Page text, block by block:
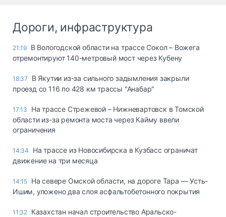
Дороги, инфраструктура
21:19 В Вологодской области на трассе Сокол – Вожега
отремонтируют 140-метровый мост через Кубену
18:37
В Якутии из-за сильного задымления закрыли
проезд со 116 по 428 км трассы "Анабар"
17:13
На трассе Стрежевой – Нижневартовск в Томской
области из-за ремонта моста через Кайму ввели
ограничения
14:34
На трассе из Новосибирска в Кузбасс ограничат
движение на три месяца
14:15 На севере Омской области, на дороге Тара — Усть-
Ишим, уложено два слоя асфальтобетонного покрытия
11:32 Казахстан начал строительство Аральско-